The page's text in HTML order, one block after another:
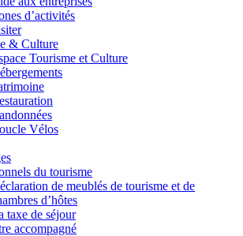
d’activités
& Culture
Tourisme et Culture
Vélos
du tourisme
de meublés de tourisme et de
d’hôtes
taxe de séjour
accompagné